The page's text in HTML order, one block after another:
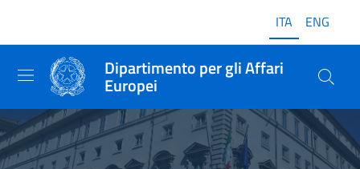
ITA ENG
Dipartimento per gli Affari
Europei